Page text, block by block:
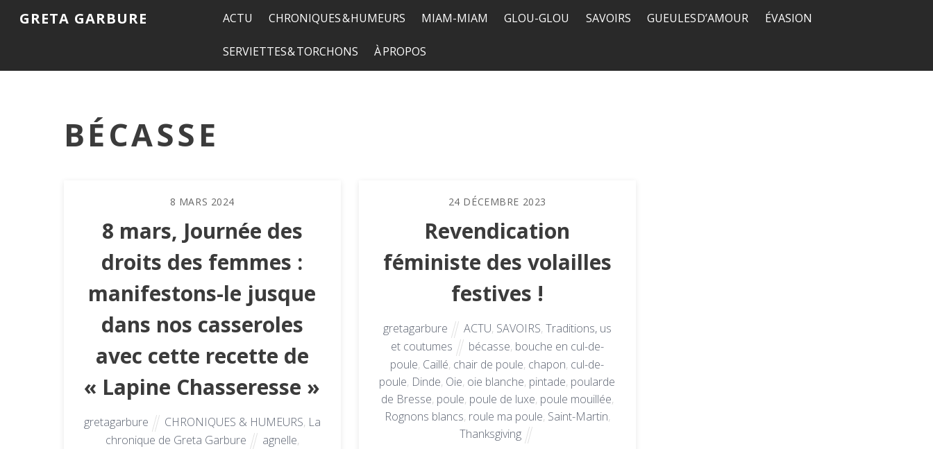
GRETA GARBURE ACTU CHRONIQUES & HUMEURS MIAM-MIAM GLOU-GLOU SAVOIRS GUEULES D’AMOUR ÉVASION
SERVIETTES & TORCHONS À PROPOS
BÉCASSE
8 MARS 2024
8 mars, Journée des
droits des femmes :
manifestons-le jusque
dans nos casseroles
avec cette recette de
« Lapine Chasseresse »
gretagarbure CHRONIQUES & HUMEURS, La
chronique de Greta Garbure
agnelle,
24 DÉCEMBRE 2023
Revendication
féministe des volailles
festives !
gretagarbure ACTU, SAVOIRS, Traditions, us
et coutumes
bécasse, bouche en cul-de-
poule, Caillé, chair de poule, chapon, cul-de-
poule, Dinde, Oie, oie blanche, pintade, poularde
de Bresse, poule, poule de luxe, poule mouillée,
Rognons blancs, roule ma poule, Saint-Martin,
Thanksgiving